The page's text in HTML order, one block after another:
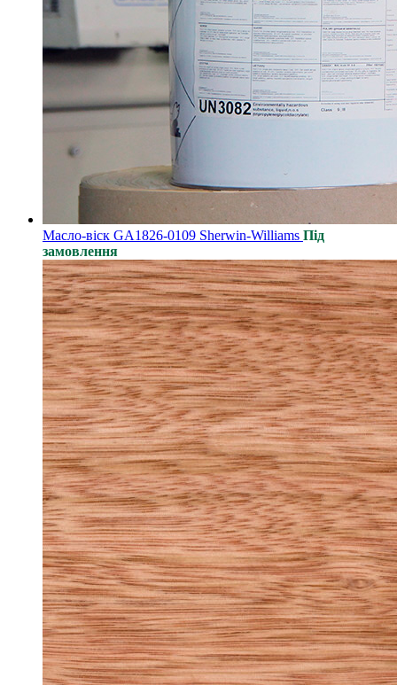
Масло-віск GA1826-0109 Sherwin-Williams Під
замовлення